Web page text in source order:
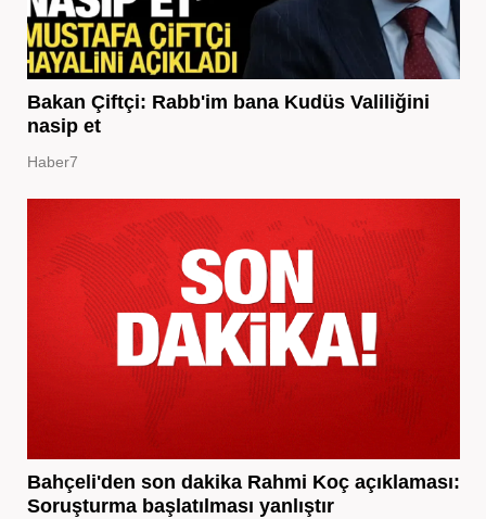
Bakan Çiftçi: Rabb'im bana Kudüs Valiliğini
nasip et
Haber7
Bahçeli'den son dakika Rahmi Koç açıklaması:
Soruşturma başlatılması yanlıştır